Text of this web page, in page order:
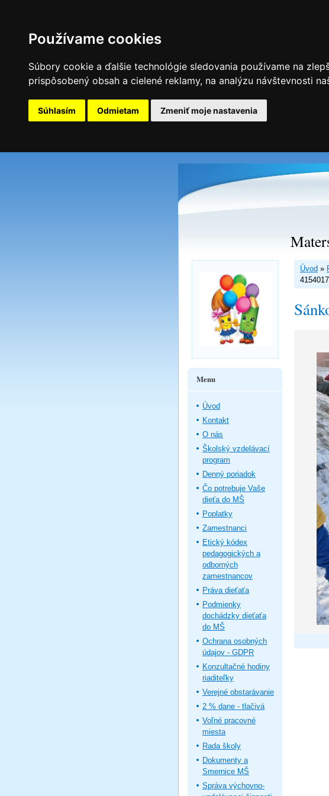
Používame cookies
Súbory cookie a ďalšie technológie sledovania používame na
prispôsobený obsah a cielené reklamy, na analýzu návštevnosti
Súhlasím Odmietam Zmeniť moje nastavenia
Úvod »
Menu
Úvod
Kontakt
O nás
Školský vzdelávací
program
Denný poriadok
Čo potrebuje Vaše
dieťa do MŠ
Poplatky
Zamestnanci
Etický kódex
pedagogických a
odborných
zamestnancov
Práva dieťaťa
Podmienky
dochádzky dieťaťa
do MŠ
Ochrana osobných
údajov - GDPR
Konzultačné hodiny
riaditeľky
Verejné obstarávanie
2 % dane - tlačivá
Voľné pracovné
miesta
Rada školy
Dokumenty a
Smernice MŠ
Správa výchovno-